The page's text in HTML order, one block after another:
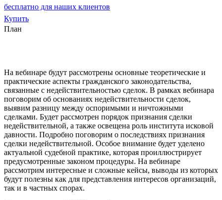
бесплатно для наших клиентов
Купить
План
На вебинаре будут рассмотрены основные теоретические и
практические аспекты гражданского законодательства,
связанные с недействительностью сделок. В рамках вебинара
поговорим об основаниях недействительности сделок,
выявим разницу между оспоримыми и ничтожными
сделками. Будет рассмотрен порядок признания сделки
недействительной, а также освещена роль института исковой
давности. Подробно поговорим о последствиях признания
сделки недействительной. Особое внимание будет уделено
актуальной судебной практике, которая проиллюстрирует
предусмотренные законом процедуры. На вебинаре
рассмотрим интересные и сложные кейсы, выводы из которых
будут полезны как для представления интересов организаций,
так и в частных спорах.